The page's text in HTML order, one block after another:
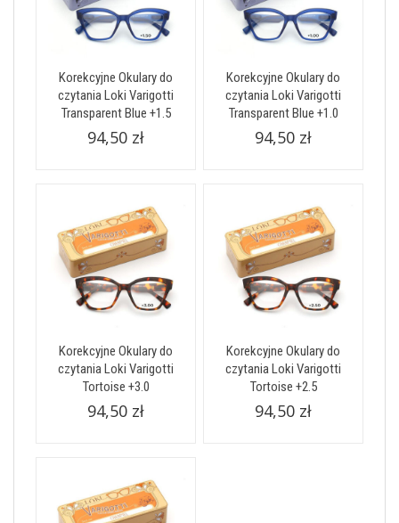
Korekcyjne Okulary do
czytania Loki Varigotti
Transparent Blue +1.5
94,50 zł
Korekcyjne Okulary do
czytania Loki Varigotti
Transparent Blue +1.0
94,50 zł
Korekcyjne Okulary do
czytania Loki Varigotti
Tortoise +3.0
94,50 zł
Korekcyjne Okulary do
czytania Loki Varigotti
Tortoise +2.5
94,50 zł